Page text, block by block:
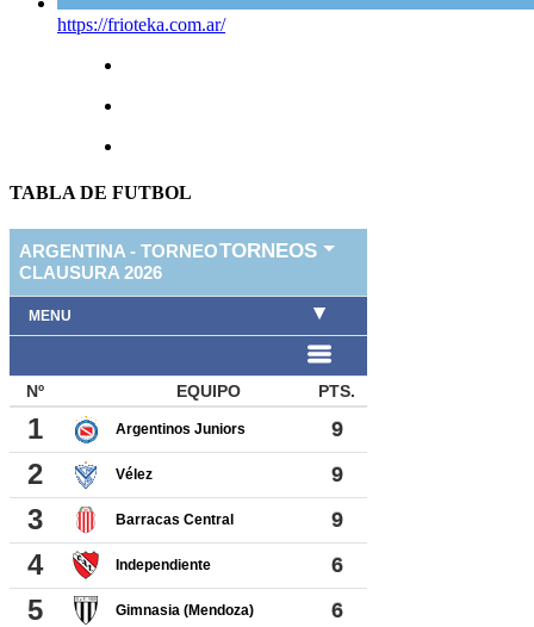
https://frioteka.com.ar/
TABLA DE FUTBOL